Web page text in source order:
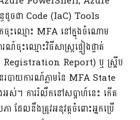
ធដូចជា Code (IaC) Tools
ចុះឈ្មោះ MFA នៅក្នុងចំណោម
ចុះឈ្មោះវិធីសាស្រ្តផ្ទៀងផ្ទាត់
Report) ឬ ស្គ្រីប
បាយការណ៍ភ្លាមនៃ MFA State
ងអស់។ ការរំលឹកនៅសប្តាហ៍នេះ កើត
ដែលនឹងត្រូវអនុវត្តចំពោះអ្នកប្រើ